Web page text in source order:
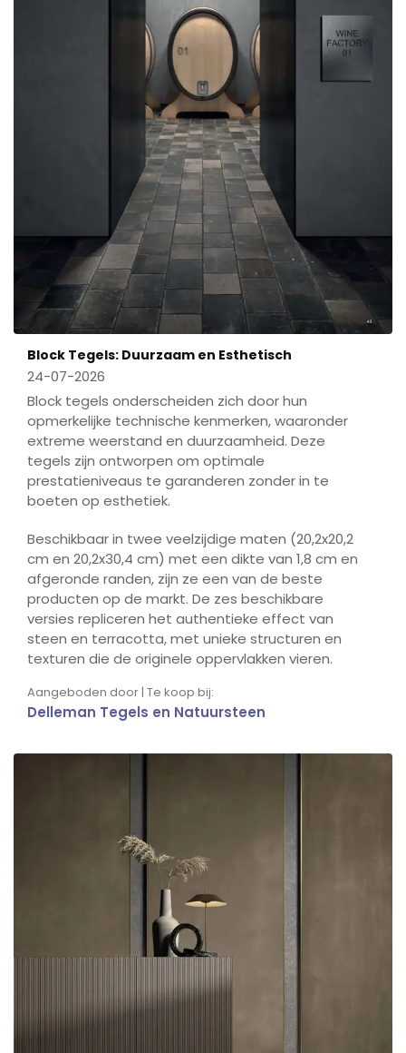
Block Tegels: Duurzaam en Esthetisch
24-07-2026
Block tegels onderscheiden zich door hun
opmerkelijke technische kenmerken, waaronder
extreme weerstand en duurzaamheid. Deze
tegels zijn ontworpen om optimale
prestatieniveaus te garanderen zonder in te
boeten op esthetiek.
Beschikbaar in twee veelzijdige maten (20,2x20,2
cm en 20,2x30,4 cm) met een dikte van 1,8 cm en
afgeronde randen, zijn ze een van de beste
producten op de markt. De zes beschikbare
versies repliceren het authentieke effect van
steen en terracotta, met unieke structuren en
texturen die de originele oppervlakken vieren.
Aangeboden door | Te koop bij:
Delleman Tegels en Natuursteen